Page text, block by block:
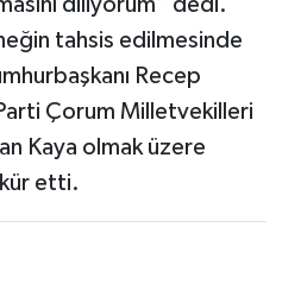
tahsis edilmesinde
Recep
Çorum Milletvekilleri
Kaya olmak üzere
etti.